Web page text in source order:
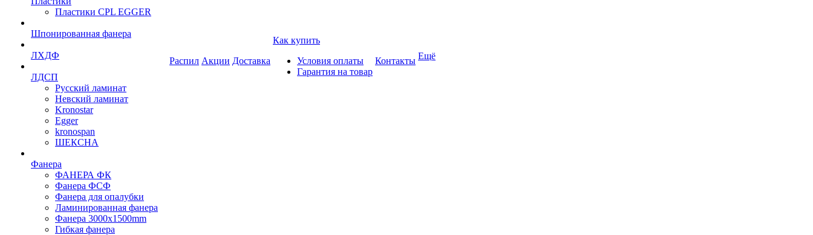
Пластики CPL EGGER
Шпонированная фанера
ЛХДФ
ЛДСП
Русский ламинат
Невский ламинат
Kronostar
Egger
kronospan
ШЕКСНА
Фанера
ФАНЕРА ФК
Фанера ФСФ
Фанера для опалубки
Ламинированная фанера
Фанера 3000х1500mm
Гибкая фанера
Распил Акции Доставка
Как купить
Условия оплаты
Гарантия на товар
Контакты Ещё